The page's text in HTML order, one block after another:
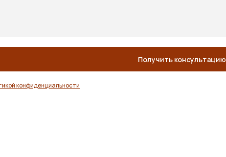
Получить консультацию
конфиденциальности